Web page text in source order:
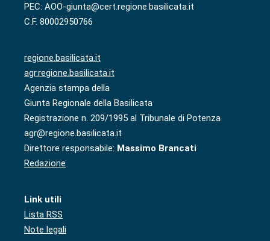
PEC: AOO-giunta@cert.regione.basilicata.it
C.F. 80002950766
regione.basilicata.it
agr.regione.basilicata.it
Agenzia stampa della
Giunta Regionale della Basilicata
Registrazione n. 209/1995 al Tribunale di Potenza
agr@regione.basilicata.it
Direttore responsabile: Massimo Brancati
Redazione
Link utili
Lista RSS
Note legali